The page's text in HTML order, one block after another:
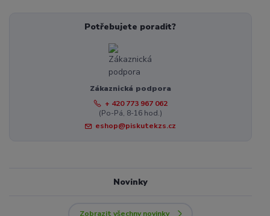
Potřebujete poradit?
Zákaznická podpora
+ 420 773 967 062
(Po-Pá, 8-16 hod.)
eshop@piskutekzs.cz
Novinky
Zobrazit všechny novinky